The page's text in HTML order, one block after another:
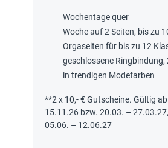
Wochentage quer
Woche auf 2 Seiten, bis zu
Orgaseiten für bis zu 12
geschlossene Ringbindung,
in trendigen Modefarben
**2 x 10,- € Gutscheine. Gültig
15.11.26 bzw. 20.03. –
05.06. – 12.06.27